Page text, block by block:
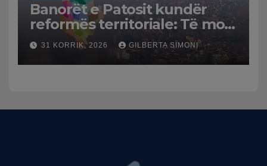
Banorët e Patosit kundër
reformës territoriale: Të mos
humbasim identitetin e
qytetit
31 KORRIK, 2026 GILBERTA SIMONI